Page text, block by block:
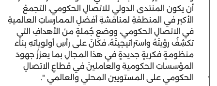
أن يكون المنتدى الدولي للاتصالِ الحكومي، التجمعُ
الأكبر في المنطقةِ لمناقشةِ أفضلِ الممارساتِ العالميةِ
في الاتصالِ الحكومي، ووضعِ جُملةٍ منَ الأهدافِ التي
تكشِفُ رؤيتَهُ واستراتيجيتَهُ، فكانَ على رأسِ أولوياتهِ بناءَ
منظومةٍ فكريةٍ جديدةٍ في هذا المجالِ بما يعززُ جهودَ
المؤسساتِ الحكوميةِ والعاملينَ في قطاعِ الاتصالِ
الحكومي على المستويين المحلي والعالمي ".